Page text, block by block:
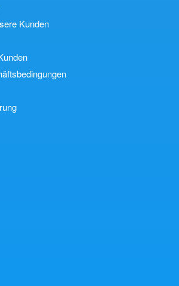
Kunden